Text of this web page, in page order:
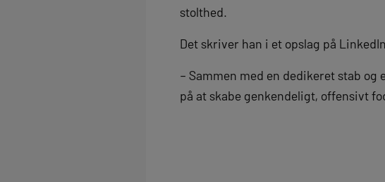
stolthed.
Det skriver han i et opslag på
– Sammen med en dedikeret stab
på at skabe genkendeligt, offensivt